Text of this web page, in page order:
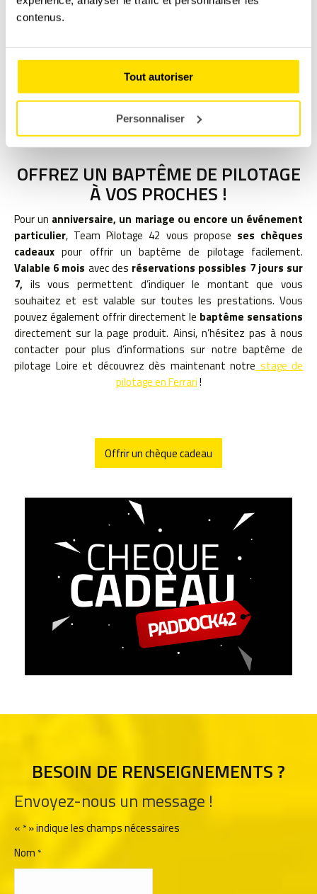
contenus.
Tout autoriser
Personnaliser
familialevalorisant la proximité avec tous ses clients. C’est
pourquoi dès votre arrivée, nous effectuerons
baptême de pilotage Loire.
Découvrir notre école
OFFREZ UN BAPTÊME DE PILOTAGE
À VOS PROCHES !
Pour un anniversaire, un mariage ou encore un événement
particulier, Team Pilotage 42 vous propose ses chèques
cadeaux pour offrir un baptême de pilotage facilement.
Valable 6 mois avec des réservations possibles 7 jours sur
7, ils vous permettent d’indiquer le montant que vous
souhaitez et est valable sur toutes les prestations. Vous
pouvez également offrir directement le baptême sensations
directement sur la page produit. Ainsi, n’hésitez pas à nous
contacter pour plus d’informations sur notre baptême de
pilotage Loire et découvrez dès maintenant notre stage de
pilotage en Ferrari!
Offrir un chèque cadeau
BESOIN DE RENSEIGNEMENTS ?
Envoyez-nous un message !
« * » indique les champs nécessaires
Nom *